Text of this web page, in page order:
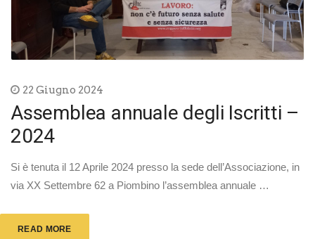
22 Giugno 2024
Assemblea annuale degli Iscritti –
2024
Si è tenuta il 12 Aprile 2024 presso la sede dell’Associazione, in
via XX Settembre 62 a Piombino l’assemblea annuale …
READ MORE